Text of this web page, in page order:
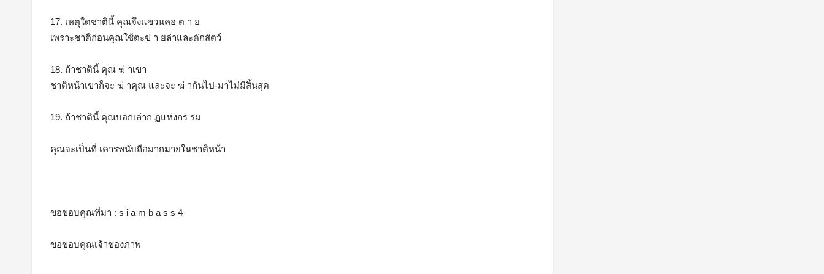
17. เหตุใดชาตินี้ คุณจึงแขวนคอ ต า ย
เพราะชาติก่อนคุณใช้ตะข่ า ยล่าและดักสัตว์
18. ถ้าชาตินี้ คุณ ฆ่ าเขา
ชาติหน้าเขาก็จะ ฆ่ าคุณ และจะ ฆ่ ากันไป-มาไม่มีสิ้นสุด
19. ถ้าชาตินี้ คุณบอกเล่าก ฏแห่งกร รม
คุณจะเป็นที่ เคารพนับถือมากมายในชาติหน้า
ขอขอบคุณที่มา : s i a m b a s s 4
ขอขอบคุณเจ้าของภาพ